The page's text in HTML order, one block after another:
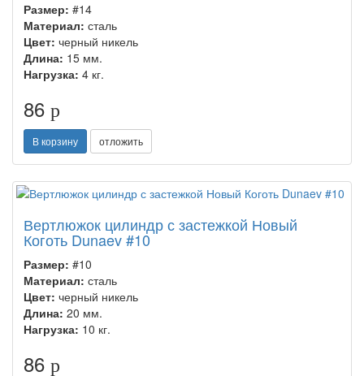
Размер: #14
Материал: сталь
Цвет: черный никель
Длина: 15 мм.
Нагрузка: 4 кг.
86 p
В корзину отложить
Вертлюжок цилиндр с застежкой Новый
Коготь Dunaev #10
Размер: #10
Материал: сталь
Цвет: черный никель
Длина: 20 мм.
Нагрузка: 10 кг.
86 p